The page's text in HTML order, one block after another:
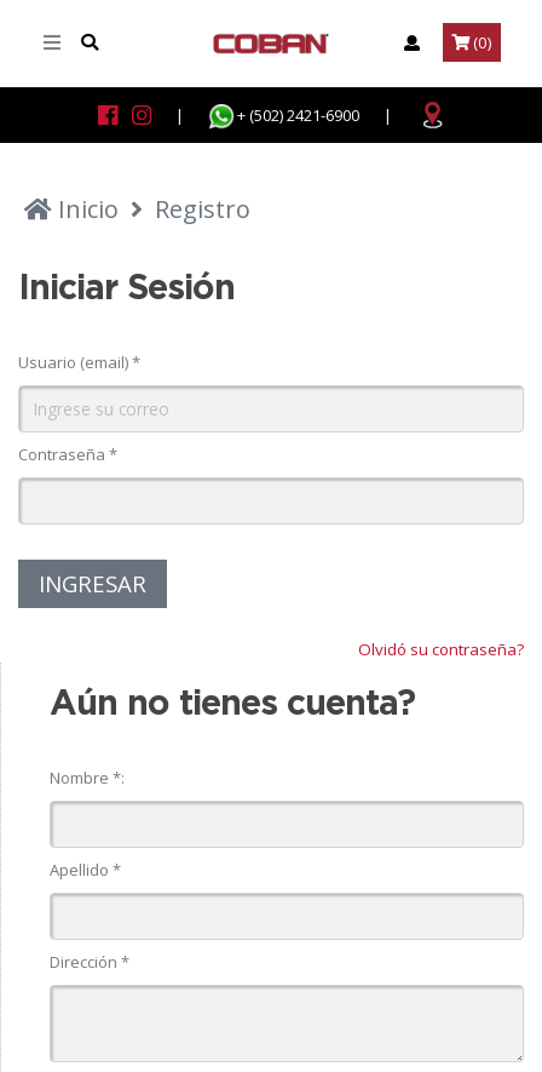
(0)
| + (502) 2421-6900 |
Inicio Registro
Iniciar Sesión
Usuario (email) *
Contraseña *
Olvidó su contraseña?
Aún no tienes cuenta?
Nombre *:
Apellido *
Dirección *